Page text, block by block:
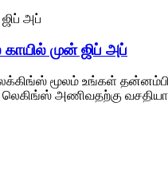
முன் ஜிப் அப்
மூலம் உங்கள்
அணிவதற்கு